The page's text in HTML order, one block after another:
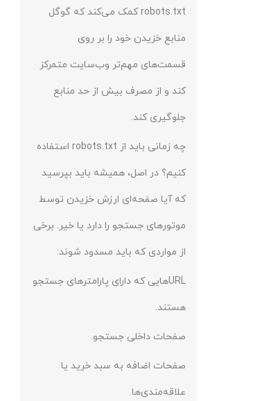
robots.txt کمک می‌کند که گوگل
منابع خزیدن خود را بر روی
قسمت‌های مهم‌تر وب‌سایت متمرکز
کند و از مصرف بیش از حد منابع
جلوگیری کند.
چه زمانی باید از robots.txt استفاده
کنیم؟ در اصل، همیشه باید بپرسید
که آیا صفحه‌ای ارزش خزیدن توسط
موتورهای جستجو را دارد یا خیر. برخی
از مواردی که باید مسدود شوند:
URLهایی که دارای پارامترهای جستجو
هستند.
صفحات داخلی جستجو.
صفحات اضافه به سبد خرید یا
علاقه‌مندی‌ها.